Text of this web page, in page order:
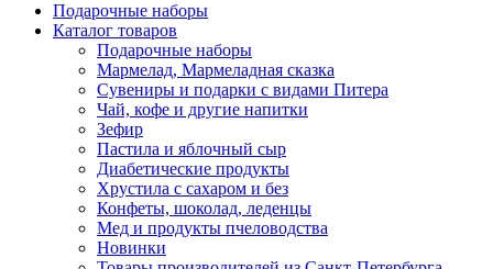
Подарочные наборы
Каталог товаров
Подарочные наборы
Мармелад, Мармеладная сказка
Сувениры и подарки с видами Питера
Чай, кофе и другие напитки
Зефир
Пастила и яблочный сыр
Диабетические продукты
Хрустила с сахаром и без
Конфеты, шоколад, леденцы
Мед и продукты пчеловодства
Новинки